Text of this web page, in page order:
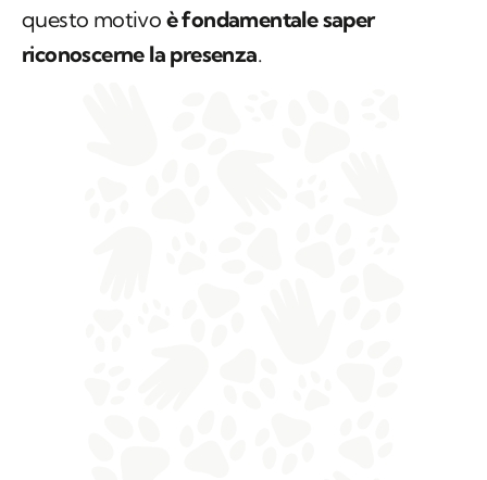
questo motivo è fondamentale saper
riconoscerne la presenza.